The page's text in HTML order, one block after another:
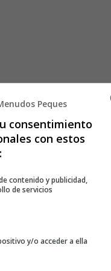
Grafomotricidad
Aprender
u
Peques
consentimiento
con estos
contenido y publicidad,
de servicios
y/o acceder a ella